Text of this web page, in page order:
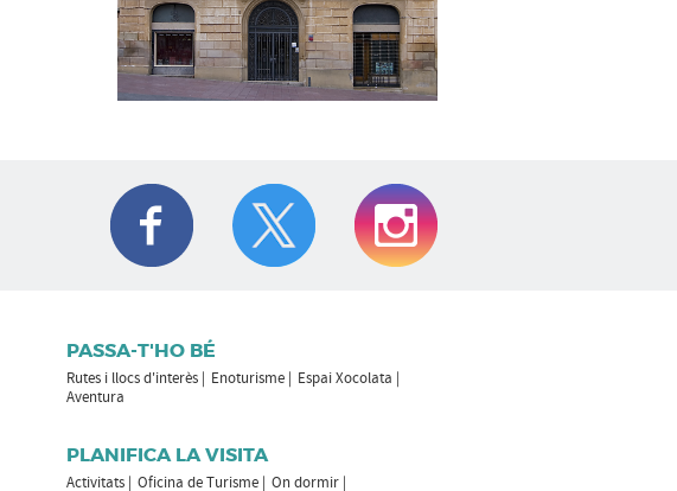
PASSA-T'HO BÉ
Rutes i llocs d'interès Enoturisme
Espai Xocolata
Aventura
PLANIFICA LA VISITA
Activitats Oficina de Turisme On dormir